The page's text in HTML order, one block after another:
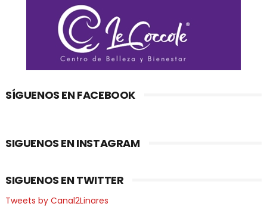
SÍGUENOS EN FACEBOOK
SIGUENOS EN INSTAGRAM
SIGUENOS EN TWITTER
Tweets by Canal2Linares